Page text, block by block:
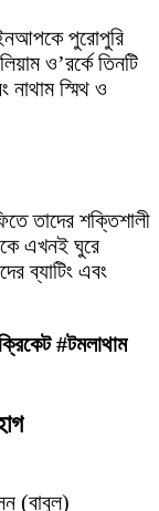
পুরোপুরি
ও’রর্কে তিনটি
নাথাম স্মিথ ও
তাদের শক্তিশালী
এখনই ঘুরে
ব্যাটিং এবং
#টমলাথাম
(বাবুল)